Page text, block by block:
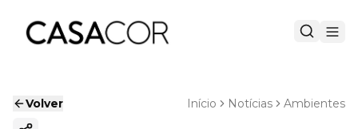
Volver Início Notícias Ambientes